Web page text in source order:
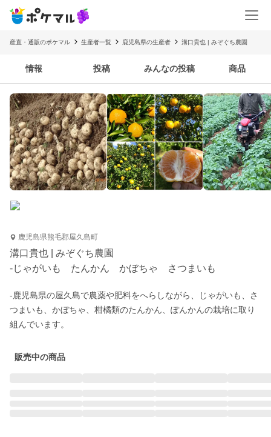
産直・通販のポケマル 生産者一覧 鹿児島県の生産者 溝口貴也 | みぞぐち農園
情報 投稿 みんなの投稿 商品
鹿児島県熊毛郡屋久島町
溝口貴也 | みぞぐち農園
-じゃがいも たんかん かぼちゃ さつまいも
-鹿児島県の屋久島で農薬や肥料をへらしながら、じゃがいも、さ
つまいも、かぼちゃ、柑橘類のたんかん、ぽんかんの栽培に取り
組んでいます。
販売中の商品